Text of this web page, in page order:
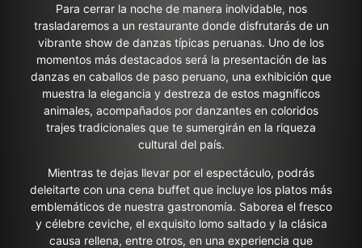
Para cerrar la noche de manera inolvidable, nos
trasladaremos a un restaurante donde disfrutarás de un
vibrante show de danzas típicas peruanas. Uno de los
momentos más destacados será la presentación de las
danzas en caballos de paso peruano, una exhibición que
muestra la elegancia y destreza de estos magníficos
animales, acompañados por danzantes en coloridos
trajes tradicionales que te sumergirán en la riqueza
cultural del país.
Mientras te dejas llevar por el espectáculo, podrás
deleitarte con una cena buffet que incluye los platos más
emblemáticos de nuestra gastronomía. Saborea el fresco
y célebre ceviche, el exquisito lomo saltado y la clásica
causa rellena, entre otros, en una experiencia que